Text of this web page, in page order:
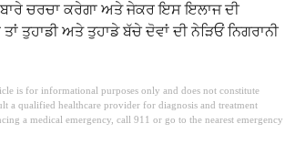
ਬਾਰੇ ਚਰਚਾ ਕਰੇਗਾ ਅਤੇ ਜੇਕਰ ਇਸ ਇਲਾਜ ਦੀ
ਤਾਂ ਤੁਹਾਡੀ ਅਤੇ ਤੁਹਾਡੇ ਬੱਚੇ ਦੋਵਾਂ ਦੀ ਨੇੜਿਓਂ ਨਿਗਰਾਨੀ
is for informational purposes only and does not constitute
a qualified healthcare provider for diagnosis and treatment
a medical emergency, call 911 or go to the nearest emergency